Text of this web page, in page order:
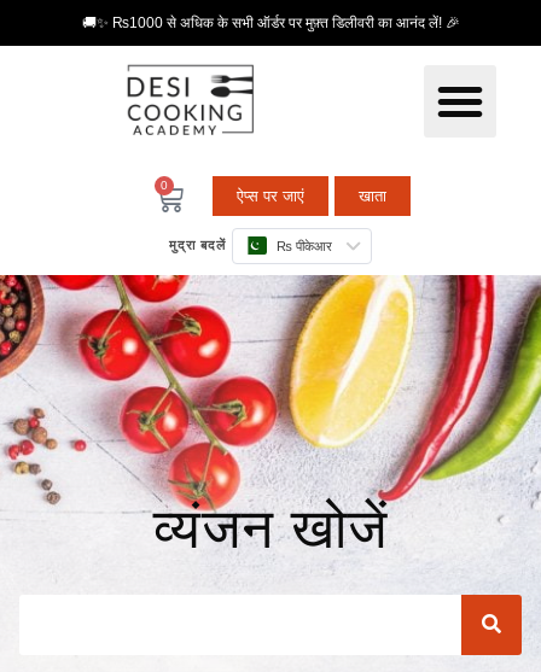
🚚✨ ₨1000 से अधिक के सभी ऑर्डर पर मुफ़्त डिलीवरी का आनंद लें! 🎉
0
ऐप्स पर जाएं खाता
मुद्रा बदलें ₨ पीकेआर
व्यंजन खोजें